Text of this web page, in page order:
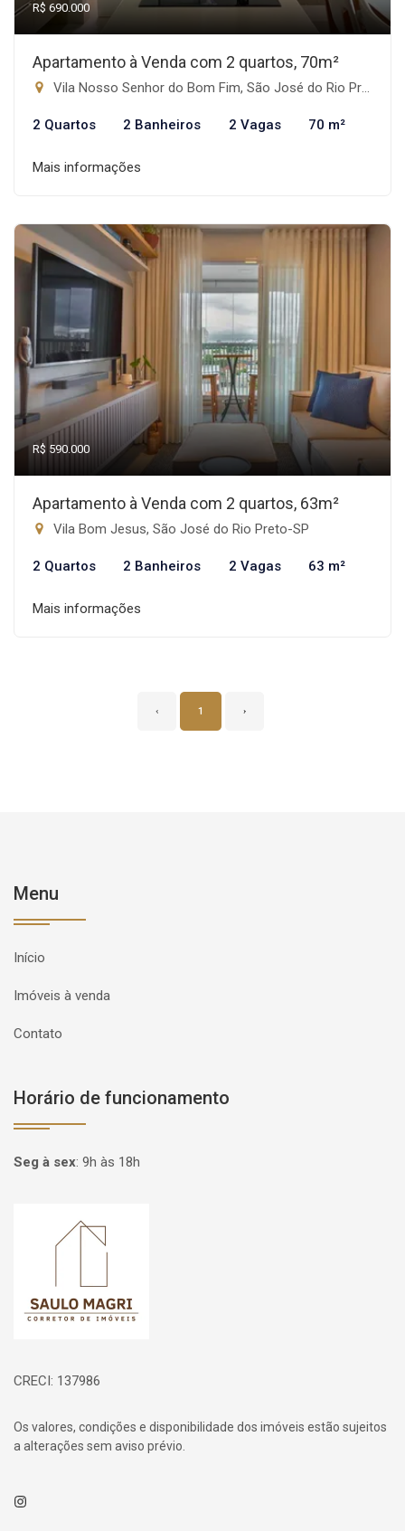
R$ 690.000
Apartamento à Venda com 2 quartos, 70m²
Vila Nosso Senhor do Bom Fim, São José do Rio Preto-SP
2 Quartos 2 Banheiros 2 Vagas 70 m²
Mais informações
R$ 590.000
Apartamento à Venda com 2 quartos, 63m²
Vila Bom Jesus, São José do Rio Preto-SP
2 Quartos 2 Banheiros 2 Vagas 63 m²
Mais informações
‹ 1 ›
Menu
Início
Imóveis à venda
Contato
Horário de funcionamento
Seg à sex: 9h às 18h
Página inicial
CRECI: 137986
Os valores, condições e disponibilidade dos imóveis estão sujeitos
a alterações sem aviso prévio.
Instagram